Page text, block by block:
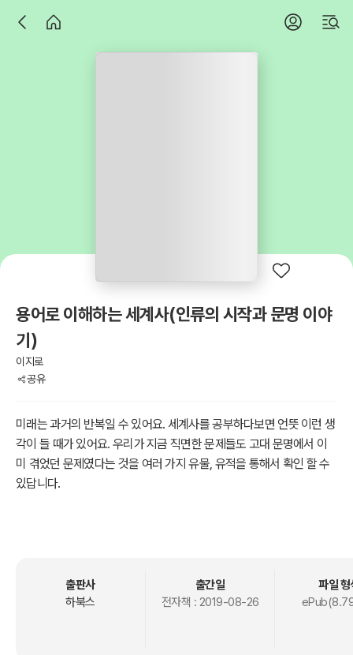
용어로 이해하는 세계사(인류의 시작과 문명 이야
기)
이지로
공유
미래는 과거의 반복일 수 있어요. 세계사를 공부하다보면 언뜻 이런 생
각이 들 때가 있어요. 우리가 지금 직면한 문제들도 고대 문명에서 이
미 겪었던 문제였다는 것을 여러 가지 유물, 유적을 통해서 확인 할 수
있답니다.
출판사
하북스
출간일
전자책 : 2019-08-26
파일 형